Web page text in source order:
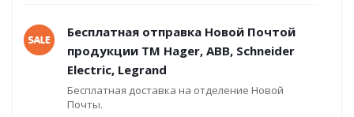
Бесплатная отправка Новой Почтой
продукции ТМ Hager, ABB, Schneider
Electric, Legrand
Бесплатная доставка на отделение Новой
Почты.